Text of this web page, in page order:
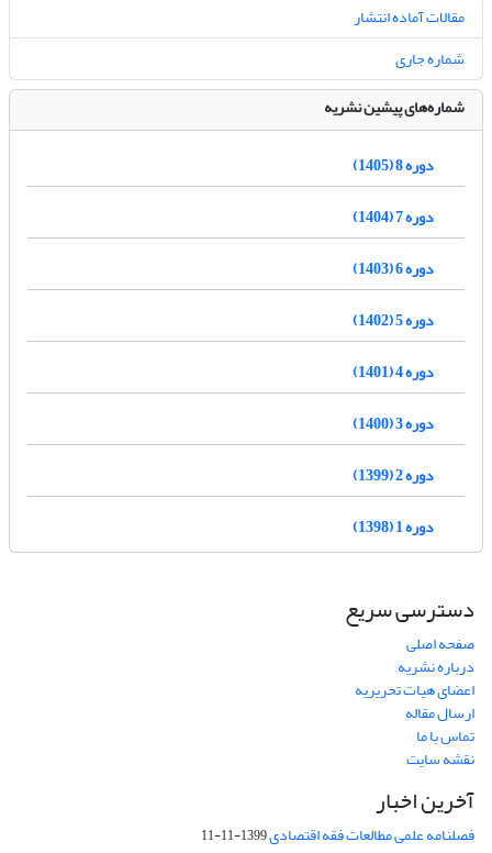
مقالات آماده انتشار
شماره جاری
شماره‌های پیشین نشریه
دوره 8 (1405)
دوره 7 (1404)
دوره 6 (1403)
دوره 5 (1402)
دوره 4 (1401)
دوره 3 (1400)
دوره 2 (1399)
دوره 1 (1398)
دسترسی سریع
صفحه اصلی
درباره نشریه
اعضای هیات تحریریه
ارسال مقاله
تماس با ما
نقشه سایت
آخرین اخبار
فصلنامه علمی مطالعات فقه اقتصادی1399-11-11